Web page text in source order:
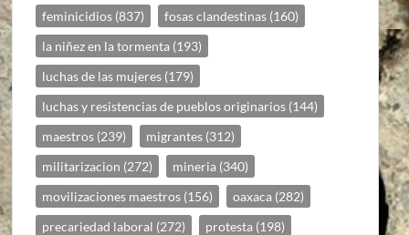
feminicidios (837) fosas clandestinas (160)
la niñez en la tormenta (193)
luchas de las mujeres (179)
luchas y resistencias de pueblos originarios (144)
maestros (239) migrantes (312)
militarizacion (272) mineria (340)
movilizaciones maestros (156) oaxaca (282)
precariedad laboral (272) protesta (198)